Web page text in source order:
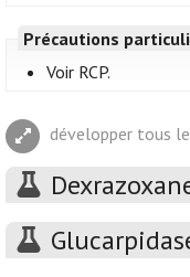
Précautions
Voir RCP.
développer tous